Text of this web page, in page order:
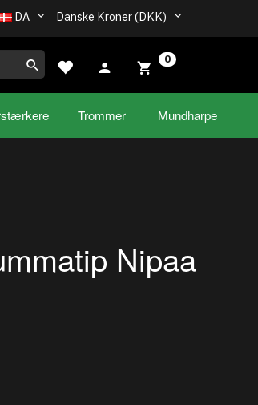
Danske Kroner (DKK)
DA
0
Trommer Mundharpe
Nipaa